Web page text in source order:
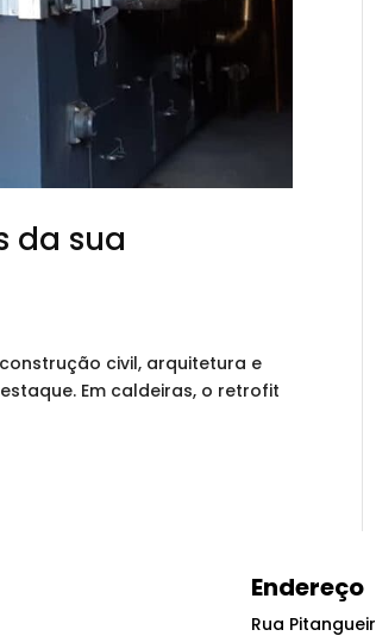
da sua
civil, arquitetura e
Em caldeiras, o retrofit
Endereço
Rua